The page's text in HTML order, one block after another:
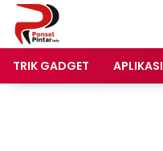
Langsung
konten
TRIK GADGET
APLIKASI